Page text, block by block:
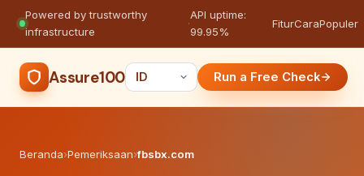
Powered by trustworthy
infrastructure
·
API uptime:
99.95%
FiturCaraPopuler
Assure100 Run a Free Check
Beranda›Pemeriksaan›fbsbx.com